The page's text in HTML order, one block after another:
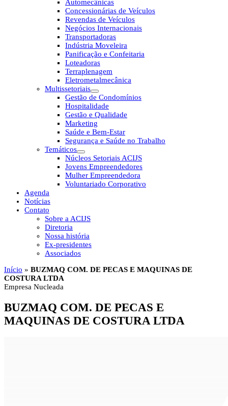
Automecânicas
Concessionárias de Veículos
Revendas de Veículos
Negócios Internacionais
Transportadoras
Indústria Moveleira
Panificação e Confeitaria
Loteadoras
Terraplenagem
Eletrometalmecânica
Multissetoriais
Gestão de Condomínios
Hospitalidade
Gestão e Qualidade
Marketing
Saúde e Bem-Estar
Segurança e Saúde no Trabalho
Temáticos
Núcleos Setoriais ACIJS
Jovens Empreendedores
Mulher Empreendedora
Voluntariado Corporativo
Agenda
Notícias
Contato
Sobre a ACIJS
Diretoria
Nossa história
Ex-presidentes
Associados
Início » BUZMAQ COM. DE PECAS E MAQUINAS DE
COSTURA LTDA
Empresa Nucleada
BUZMAQ COM. DE PECAS E
MAQUINAS DE COSTURA LTDA